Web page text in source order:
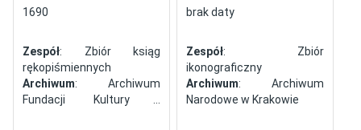
1690
Zespół: Zbiór ksiąg
rękopiśmiennych
Archiwum: Archiwum
Fundacji Kultury i
brak daty
Zespół: Zbiór
ikonograficzny
Archiwum: Archiwum
Narodowe w Krakowie